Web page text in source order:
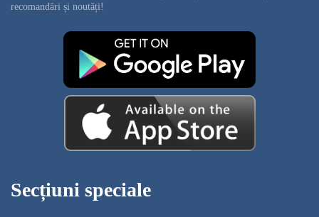
recomandări și noutăți!
Secțiuni speciale